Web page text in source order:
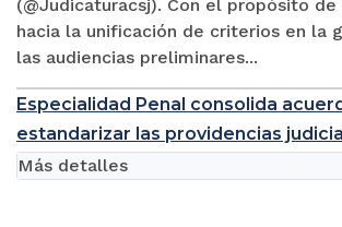
(@Judicaturacsj). Con el propósito de
hacia la unificación de criterios en la
las audiencias preliminares...
Especialidad Penal consolida
estandarizar las providencias
Más detalles